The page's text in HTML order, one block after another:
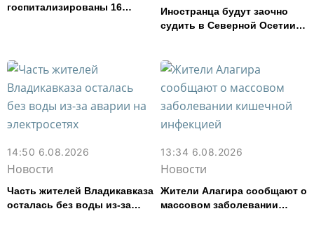
госпитализированы 16
Иностранца будут заочно
судить в Северной Осетии
14:50 6.08.2026
Новости
Часть жителей Владикавказа
осталась без воды из-за
13:34 6.08.2026
Новости
Жители Алагира сообщают о
массовом заболевании